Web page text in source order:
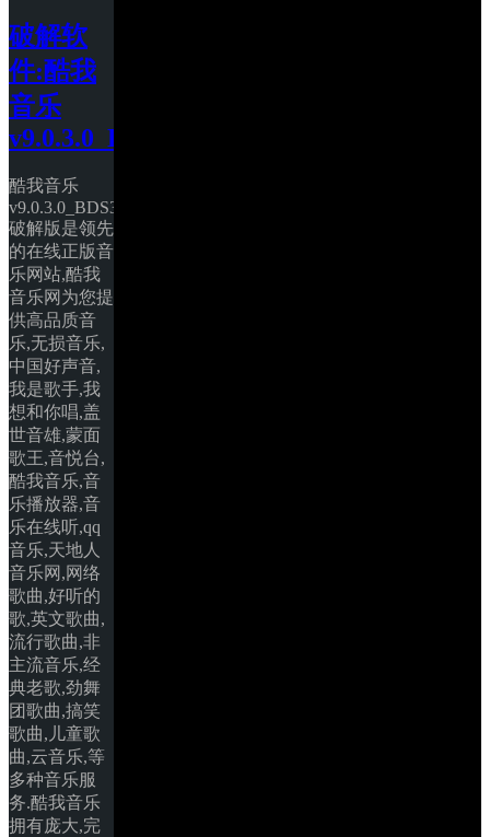
破解软
件:酷我
音乐
v9.0.3.0_BDS3
酷我音乐
v9.0.3.0_BDS3
破解版是领先
的在线正版音
乐网站,酷我
音乐网为您提
供高品质音
乐,无损音乐,
中国好声音,
我是歌手,我
想和你唱,盖
世音雄,蒙面
歌王,音悦台,
酷我音乐,音
乐播放器,音
乐在线听,qq
音乐,天地人
音乐网,网络
歌曲,好听的
歌,英文歌曲,
流行歌曲,非
主流音乐,经
典老歌,劲舞
团歌曲,搞笑
歌曲,儿童歌
曲,云音乐,等
多种音乐服
务.酷我音乐
拥有庞大,完